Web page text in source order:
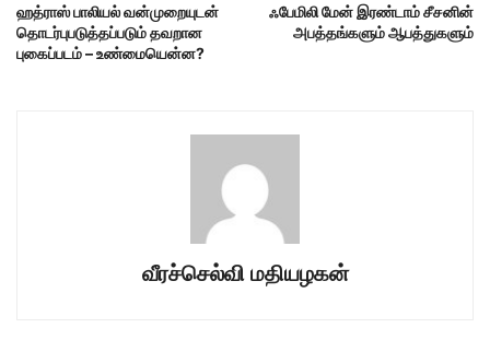
ஹத்ராஸ் பாலியல் வன்முறையுடன்
தொடர்புபடுத்தப்படும் தவறான
புகைப்படம் – உண்மையென்ன?
ஃபேமிலி மேன் இரண்டாம் சீசனின்
அபத்தங்களும் ஆபத்துகளும்
வீரச்செல்வி மதியழகன்